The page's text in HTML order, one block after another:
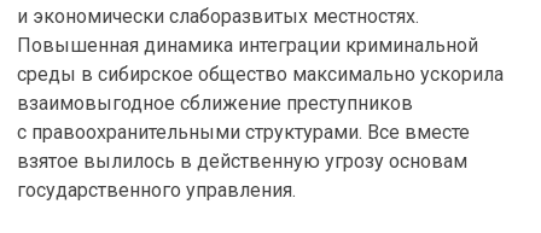
и экономически слаборазвитых местностях.
Повышенная динамика интеграции криминальной
среды в сибирское общество максимально ускорила
взаимовыгодное сближение преступников
с правоохранительными структурами. Все вместе
взятое вылилось в действенную угрозу основам
государственного управления.